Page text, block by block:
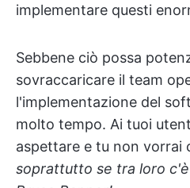
implementare questi
Sebbene ciò possa
sovraccaricare il team
l'implementazione del
molto tempo. Ai tuoi
aspettare e tu non vorrai
soprattutto se tra loro